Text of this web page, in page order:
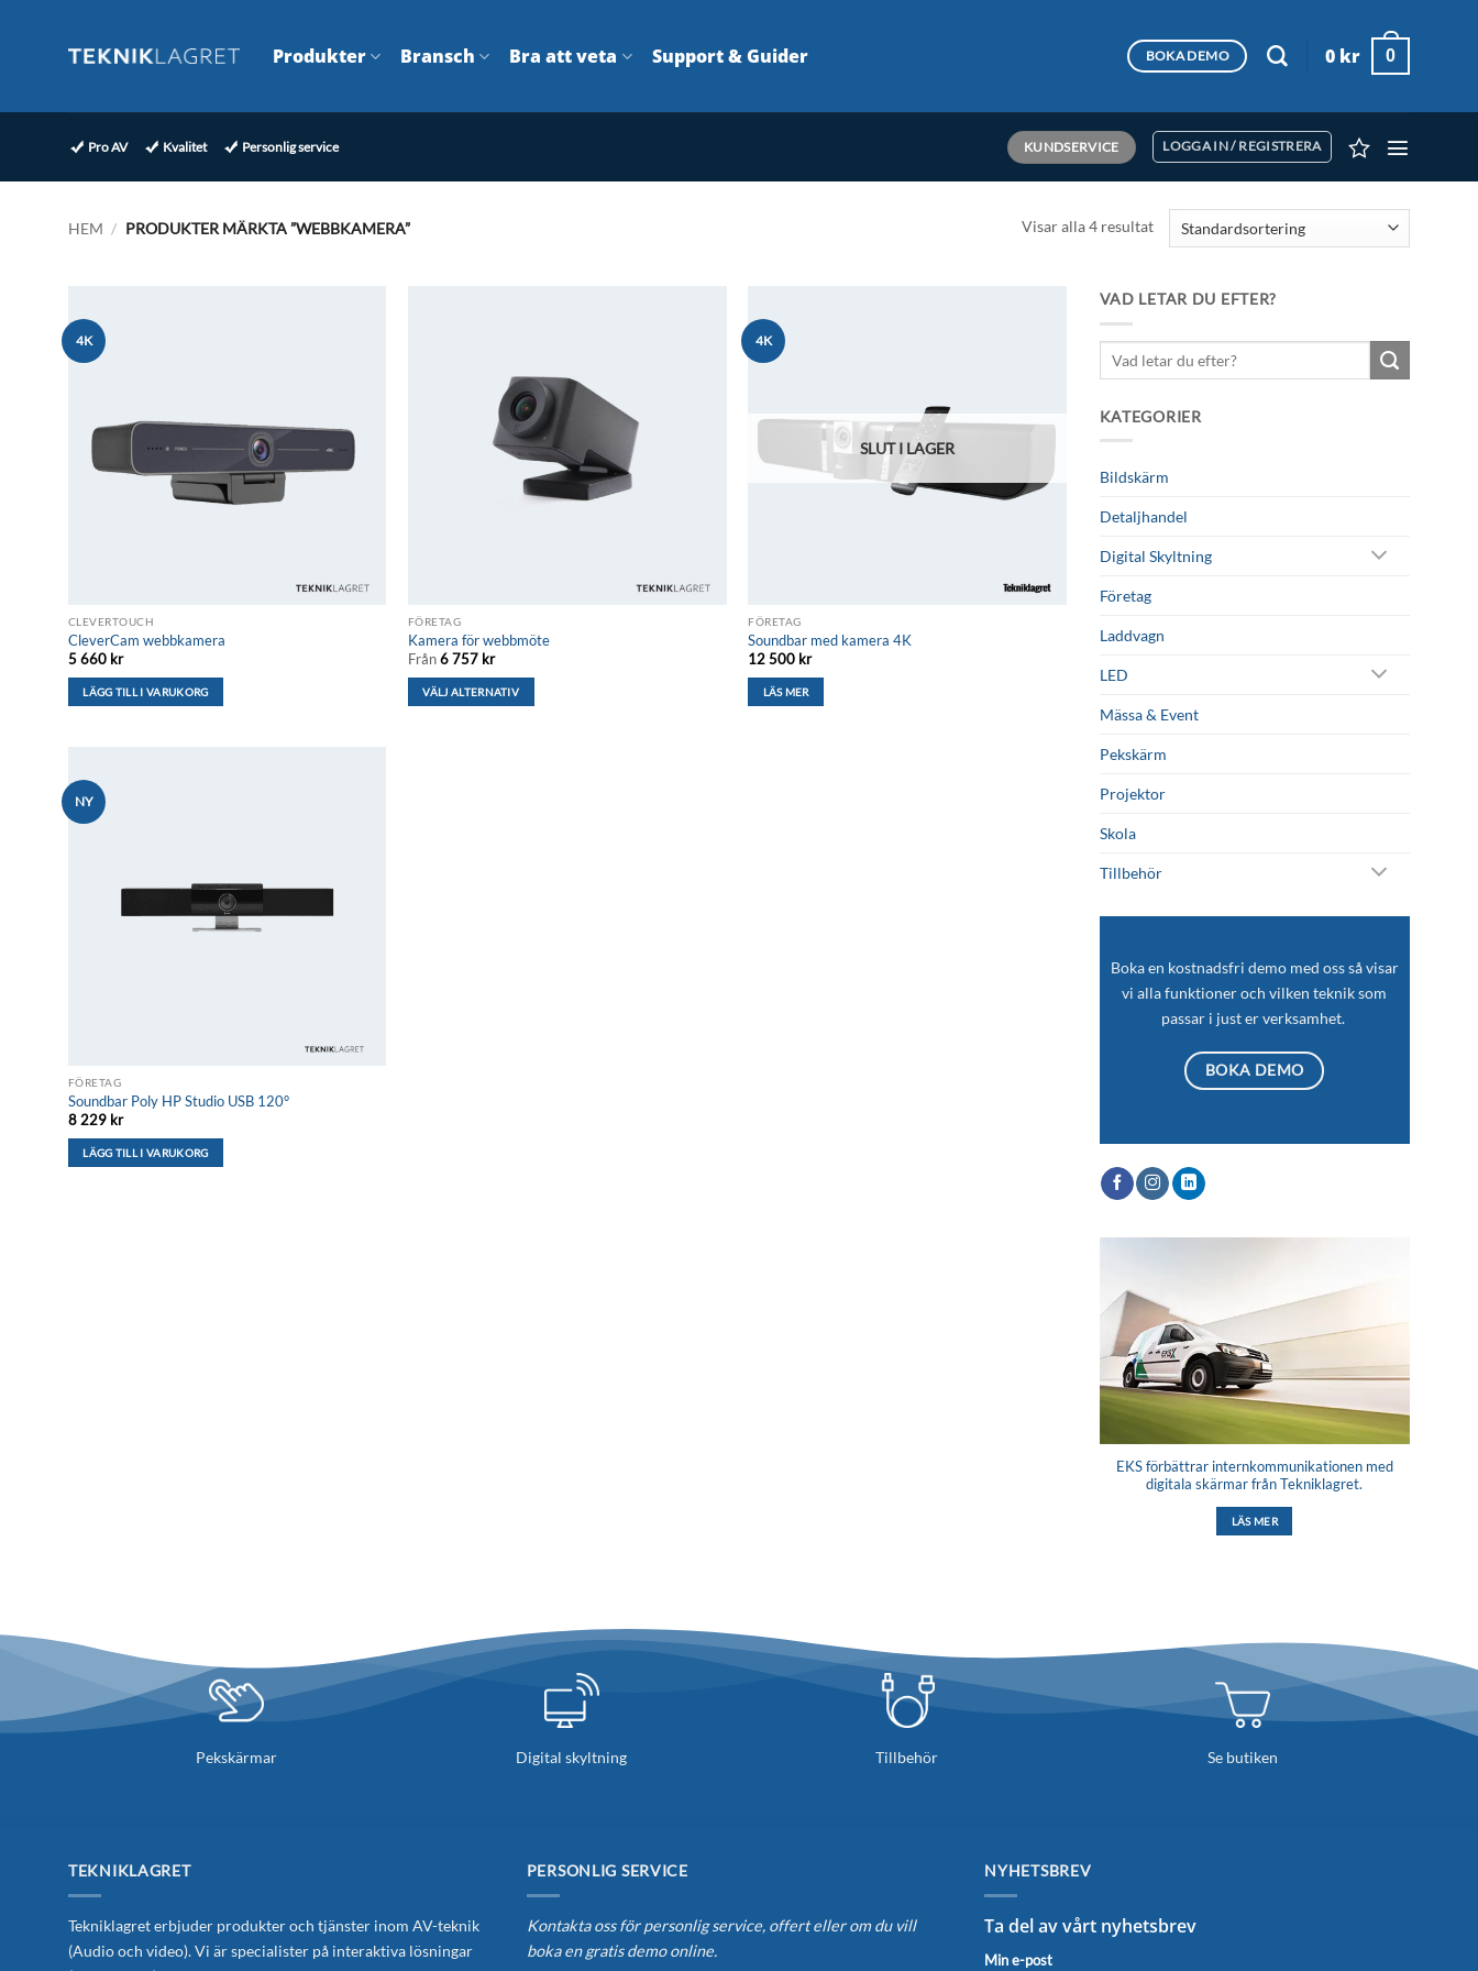
Produkter Bransch Bra att veta Support & Guider BOKA DEMO 0 kr 0
Pro AV Kvalitet Personlig service KUNDSERVICE LOGGA IN / REGISTRERA
HEM / PRODUKTER MÄRKTA ”WEBBKAMERA” Visar alla 4 resultat
4K
CLEVERTOUCH
CleverCam webbkamera
5 660 kr
LÄGG TILL I VARUKORG
FÖRETAG
Kamera för webbmöte
Från6 757 kr
VÄLJ ALTERNATIV
4K
SLUT I LAGER
FÖRETAG
Soundbar med kamera 4K
12 500 kr
LÄS MER
NY
FÖRETAG
Soundbar Poly HP Studio USB 120°
8 229 kr
LÄGG TILL I VARUKORG
VAD LETAR DU EFTER?
KATEGORIER
Bildskärm
Detaljhandel
Digital Skyltning
Företag
Laddvagn
LED
Mässa & Event
Pekskärm
Projektor
Skola
Tillbehör
Boka en kostnadsfri demo med oss så visar
vi alla funktioner och vilken teknik som
passar i just er verksamhet.
BOKA DEMO
EKS förbättrar internkommunikationen med
digitala skärmar från Tekniklagret.
LÄS MER
Pekskärmar Digital skyltning Tillbehör Se butiken
TEKNIKLAGRET
Tekniklagret erbjuder produkter och tjänster inom AV-teknik
(Audio och video). Vi är specialister på interaktiva lösningar
PERSONLIG SERVICE
Kontakta oss för personlig service, offert eller om du vill
boka en gratis demo online.
NYHETSBREV
Ta del av vårt nyhetsbrev
Min e-post